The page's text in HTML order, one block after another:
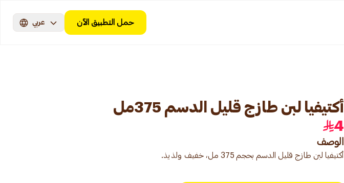
حمل التطبيق الآن عربي
أكتيفيا لبن طازج قليل الدسم 375مل
4
الوصف
أكتيفيا لبن طازج قليل الدسم بحجم 375 مل، خفيف ولذيذ.